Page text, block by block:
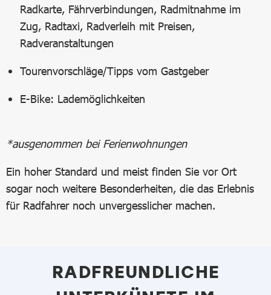
Radkarte, Fährverbindungen, Radmitnahme im
Zug, Radtaxi, Radverleih mit Preisen,
Radveranstaltungen
Tourenvorschläge/Tipps vom Gastgeber
E-Bike: Lademöglichkeiten
*ausgenommen bei Ferienwohnungen
Ein hoher Standard und meist finden Sie vor Ort
sogar noch weitere Besonderheiten, die das Erlebnis
für Radfahrer noch unvergesslicher machen.
RADFREUNDLICHE